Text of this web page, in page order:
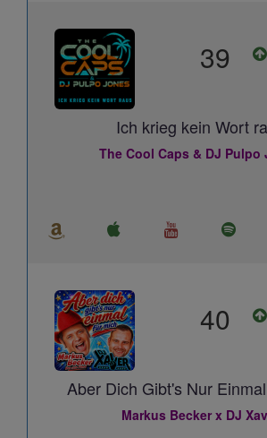
39
Ich krieg kein Wort
The Cool Caps & DJ Pulpo
40
Aber Dich Gibt's Nur
Markus Becker x DJ